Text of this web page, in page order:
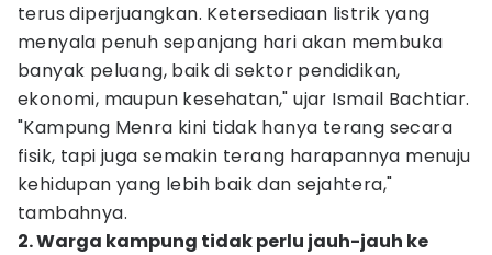
terus diperjuangkan. Ketersediaan listrik yang
menyala penuh sepanjang hari akan membuka
banyak peluang, baik di sektor pendidikan,
ekonomi, maupun kesehatan," ujar Ismail Bachtiar.
"Kampung Menra kini tidak hanya terang secara
fisik, tapi juga semakin terang harapannya menuju
kehidupan yang lebih baik dan sejahtera,"
tambahnya.
2. Warga kampung tidak perlu jauh-jauh ke